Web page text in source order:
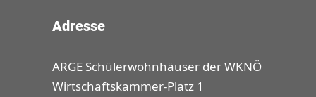
Adresse
ARGE Schülerwohnhäuser der WKNÖ
Wirtschaftskammer-Platz 1